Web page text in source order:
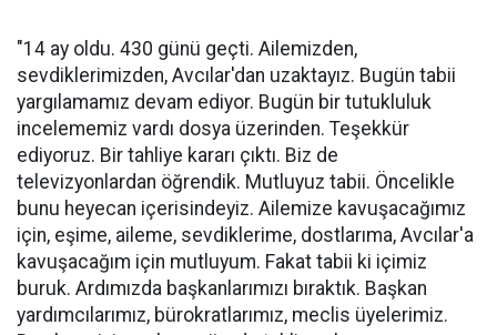
"14 ay oldu. 430 günü geçti. Ailemizden,
sevdiklerimizden, Avcılar'dan uzaktayız. Bugün tabii
yargılamamız devam ediyor. Bugün bir tutukluluk
incelememiz vardı dosya üzerinden. Teşekkür
ediyoruz. Bir tahliye kararı çıktı. Biz de
televizyonlardan öğrendik. Mutluyuz tabii. Öncelikle
bunu heyecan içerisindeyiz. Ailemize kavuşacağımız
için, eşime, aileme, sevdiklerime, dostlarıma, Avcılar'a
kavuşacağım için mutluyum. Fakat tabii ki içimiz
buruk. Ardımızda başkanlarımızı bıraktık. Başkan
yardımcılarımız, bürokratlarımız, meclis üyelerimiz.